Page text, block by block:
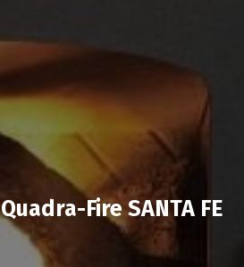
Quadra-Fire SANTA FE